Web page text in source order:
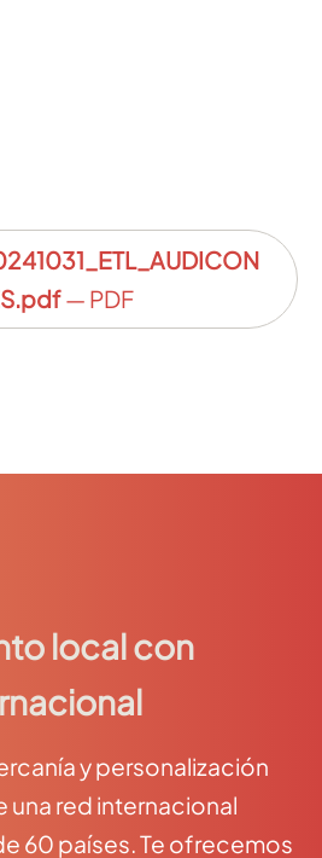
— PDF
local con
y personalización
una red internacional
60 países. Te ofrecemos